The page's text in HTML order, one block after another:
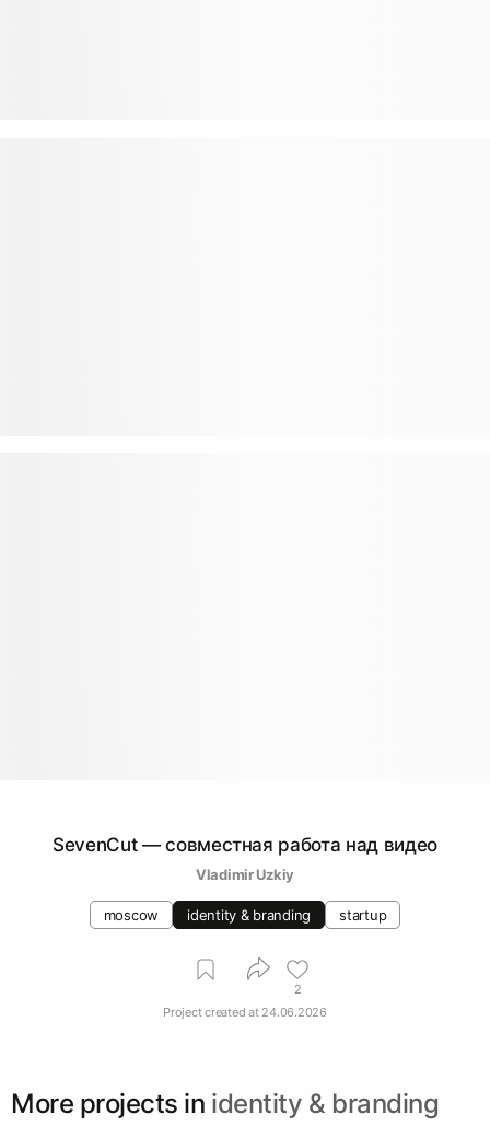
SevenCut — совместная работа над видео
Vladimir Uzkiy
moscow identity & branding startup
2
Project created at 24.06.2026
More projects in identity & branding